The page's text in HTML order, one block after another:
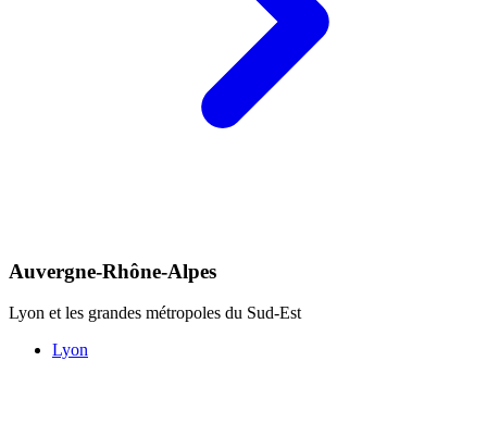
Auvergne-Rhône-Alpes
Lyon et les grandes métropoles du Sud-Est
Lyon